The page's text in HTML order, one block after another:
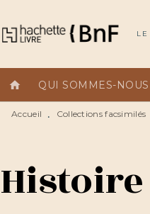
MENU RECHERCHE
LE
home QUI SOMMES-NOUS
Accueil • Collections facsimilés
Histoire